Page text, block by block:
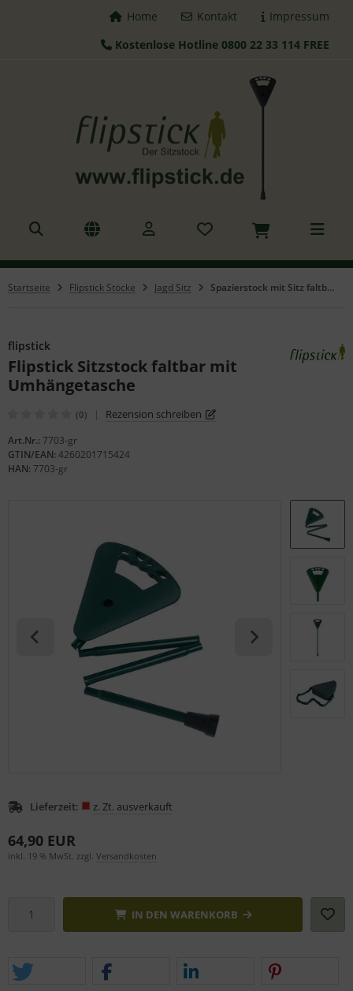
Impressum
Kontakt
Home
Kostenlose Hotline 0800 22 33 114 FREE
Startseite Flipstick Stöcke Jagd Sitz Spazierstock mit Sitz faltbar grün
flipstick
Flipstick Sitzstock faltbar mit
Umhängetasche
(0) | Rezension schreiben
Art.Nr.: 7703-gr
GTIN/EAN: 4260201715424
HAN: 7703-gr
Lieferzeit: z. Zt. ausverkauft
64,90 EUR
inkl. 19 % MwSt. zzgl. Versandkosten
IN DEN WARENKORB